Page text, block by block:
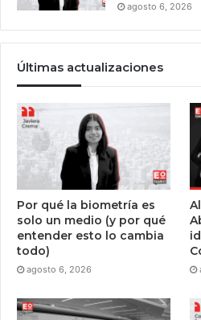
agosto 6, 2026
Últimas actualizaciones
Por qué la biometría es
solo un medio (y por qué
entender esto lo cambia
todo)
agosto 6, 2026